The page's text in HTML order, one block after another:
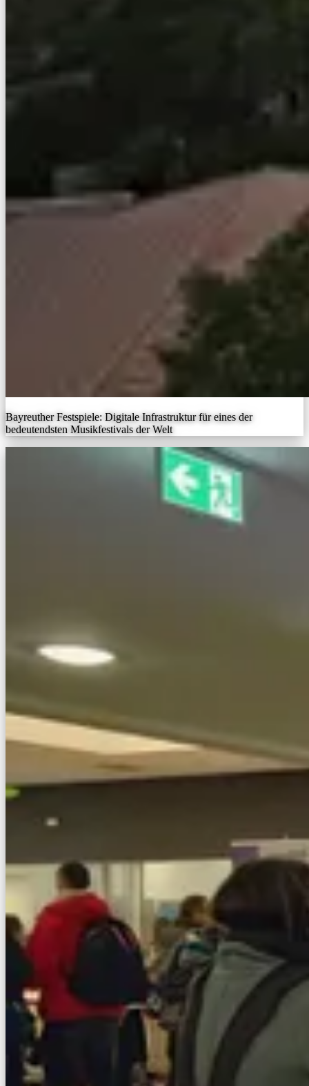
Bayreuther Festspiele: Digitale Infrastruktur für eines der
bedeutendsten Musikfestivals der Welt